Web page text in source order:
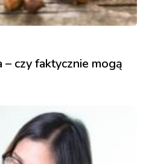
czy faktycznie mogą